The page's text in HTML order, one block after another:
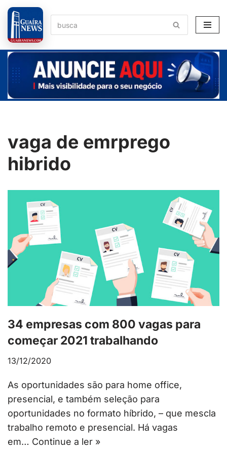
Pular
para
o
conteúdo
vaga de emrprego
hibrido
34 empresas com 800 vagas para
começar 2021 trabalhando
13/12/2020
As oportunidades são para home office,
presencial, e também seleção para
oportunidades no formato híbrido, – que mescla
trabalho remoto e presencial. Há vagas
em… Continue a ler »